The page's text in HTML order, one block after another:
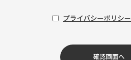
プライバシーポリシー